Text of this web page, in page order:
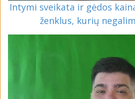
Intymi sveikata ir gėdos
ženklus, kurių